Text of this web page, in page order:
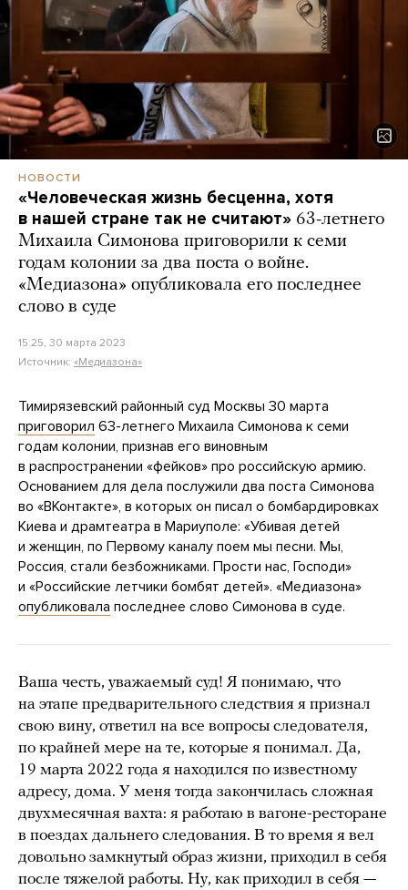
НОВОСТИ
«Человеческая жизнь бесценна, хотя
в нашей стране так не считают» 63-летнего
Михаила Симонова приговорили к семи
годам колонии за два поста о войне.
«Медиазона» опубликовала его последнее
слово в суде
15:25, 30 марта 2023
Источник: «Медиазона»
Тимирязевский районный суд Москвы 30 марта
приговорил 63-летнего Михаила Симонова к семи
годам колонии, признав его виновным
в распространении «фейков» про российскую армию.
Основанием для дела послужили два поста Симонова
во «ВКонтакте», в которых он писал о бомбардировках
Киева и драмтеатра в Мариуполе: «Убивая детей
и женщин, по Первому каналу поем мы песни. Мы,
Россия, стали безбожниками. Прости нас, Господи»
и «Российские летчики бомбят детей». «Медиазона»
опубликовала последнее слово Симонова в суде.
Ваша честь, уважаемый суд! Я понимаю, что
на этапе предварительного следствия я признал
свою вину, ответил на все вопросы следователя,
по крайней мере на те, которые я понимал. Да,
19 марта 2022 года я находился по известному
адресу, дома. У меня тогда закончилась сложная
двухмесячная вахта: я работаю в вагоне-ресторане
в поездах дальнего следования. В то время я вел
довольно замкнутый образ жизни, приходил в себя
после тяжелой работы. Ну, как приходил в себя —